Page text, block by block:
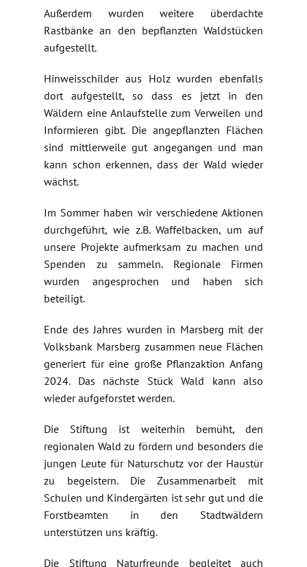
Außerdem wurden weitere überdachte
Rastbänke an den bepflanzten Waldstücken
aufgestellt.
Hinweisschilder aus Holz wurden ebenfalls
dort aufgestellt, so dass es jetzt in den
Wäldern eine Anlaufstelle zum Verweilen und
Informieren gibt. Die angepflanzten Flächen
sind mittlerweile gut angegangen und man
kann schon erkennen, dass der Wald wieder
wächst.
Im Sommer haben wir verschiedene Aktionen
durchgeführt, wie z.B. Waffelbacken, um auf
unsere Projekte aufmerksam zu machen und
Spenden zu sammeln. Regionale Firmen
wurden angesprochen und haben sich
beteiligt.
Ende des Jahres wurden in Marsberg mit der
Volksbank Marsberg zusammen neue Flächen
generiert für eine große Pflanzaktion Anfang
2024. Das nächste Stück Wald kann also
wieder aufgeforstet werden.
Die Stiftung ist weiterhin bemüht, den
regionalen Wald zu fördern und besonders die
jungen Leute für Naturschutz vor der Haustür
zu begeistern. Die Zusammenarbeit mit
Schulen und Kindergärten ist sehr gut und die
Forstbeamten in den Stadtwäldern
unterstützen uns kräftig.
Die Stiftung Naturfreunde begleitet auch